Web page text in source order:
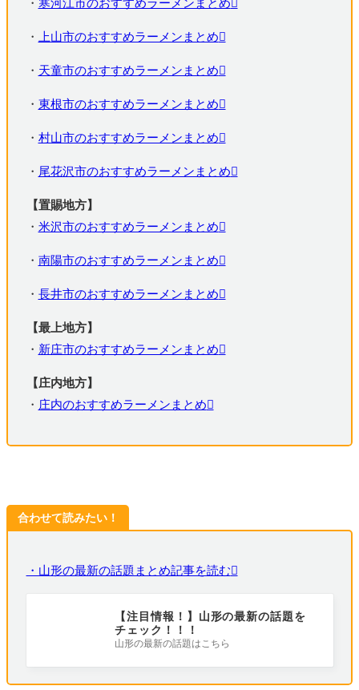
・ 寒河江市のおすすめラーメンまとめ
・ 上山市のおすすめラーメンまとめ
・ 天童市のおすすめラーメンまとめ
・ 東根市のおすすめラーメンまとめ
・ 村山市のおすすめラーメンまとめ
・ 尾花沢市のおすすめラーメンまとめ
【置賜地方】
・ 米沢市のおすすめラーメンまとめ
・ 南陽市のおすすめラーメンまとめ
・ 長井市のおすすめラーメンまとめ
【最上地方】
・ 新庄市のおすすめラーメンまとめ
【庄内地方】
・ 庄内のおすすめラーメンまとめ
合わせて読みたい！
・山形の最新の話題まとめ記事を読む
【注目情報！】山形の最新の話題を
チェック！！！
山形の最新の話題はこちら